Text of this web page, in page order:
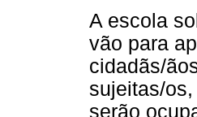
A escola
vão para
cidadãs/
sujeitas/
serão